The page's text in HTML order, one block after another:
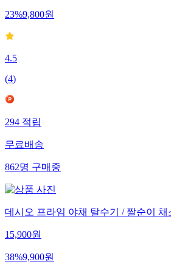
23%9,800원
4.5
(4)
294 적립
무료배송
862명 구매중
데시오 프라임 야채 탈수기 / 짤순이 채
15,900원
38%9,900원